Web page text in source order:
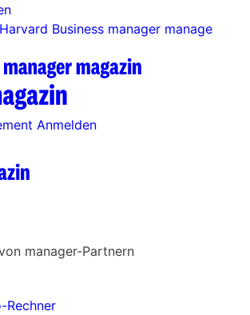
Harvard Business manager manage
Anmelden
manager-Partnern